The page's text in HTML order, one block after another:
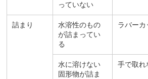
っていない
詰まり
水溶性のもの
が詰まってい
る
ラバーカ
水に溶けない
固形物が詰ま
手で取れ